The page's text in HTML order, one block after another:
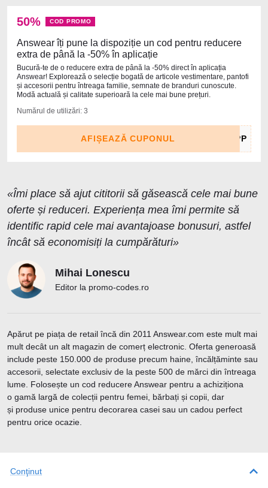
50% COD PROMO
Answear îți pune la dispoziție un cod pentru reducere
extra de până la -50% în aplicație
Bucură-te de o reducere extra de până la -50% direct în aplicația
Answear! Explorează o selecție bogată de articole vestimentare, pantofi
și accesorii pentru întreaga familie, semnate de branduri cunoscute.
Modă actuală și calitate superioară la cele mai bune prețuri.
Numărul de utilizări: 3
AFIȘEAZĂ CUPONUL
Conţinut
«Îmi place să ajut cititorii să găsească cele mai bune
oferte și reduceri. Experiența mea îmi permite să
identific rapid cele mai avantajoase bonusuri, astfel
încât să economisiți la cumpărături»
Mihai Lonescu
Editor la promo-codes.ro
Apărut pe piața de retail încă din 2011 Answear.com este mult mai
mult decât un alt magazin de comerț electronic. Oferta generoasă
include peste 150.000 de produse precum haine, încălțăminte sau
accesorii, selectate exclusiv de la peste 500 de mărci din întreaga
lume. Folosește un cod reducere Answear pentru a achiziționa
o gamă largă de colecții pentru femei, bărbați și copii, dar
și produse unice pentru decorarea casei sau un cadou perfect
pentru orice ocazie.